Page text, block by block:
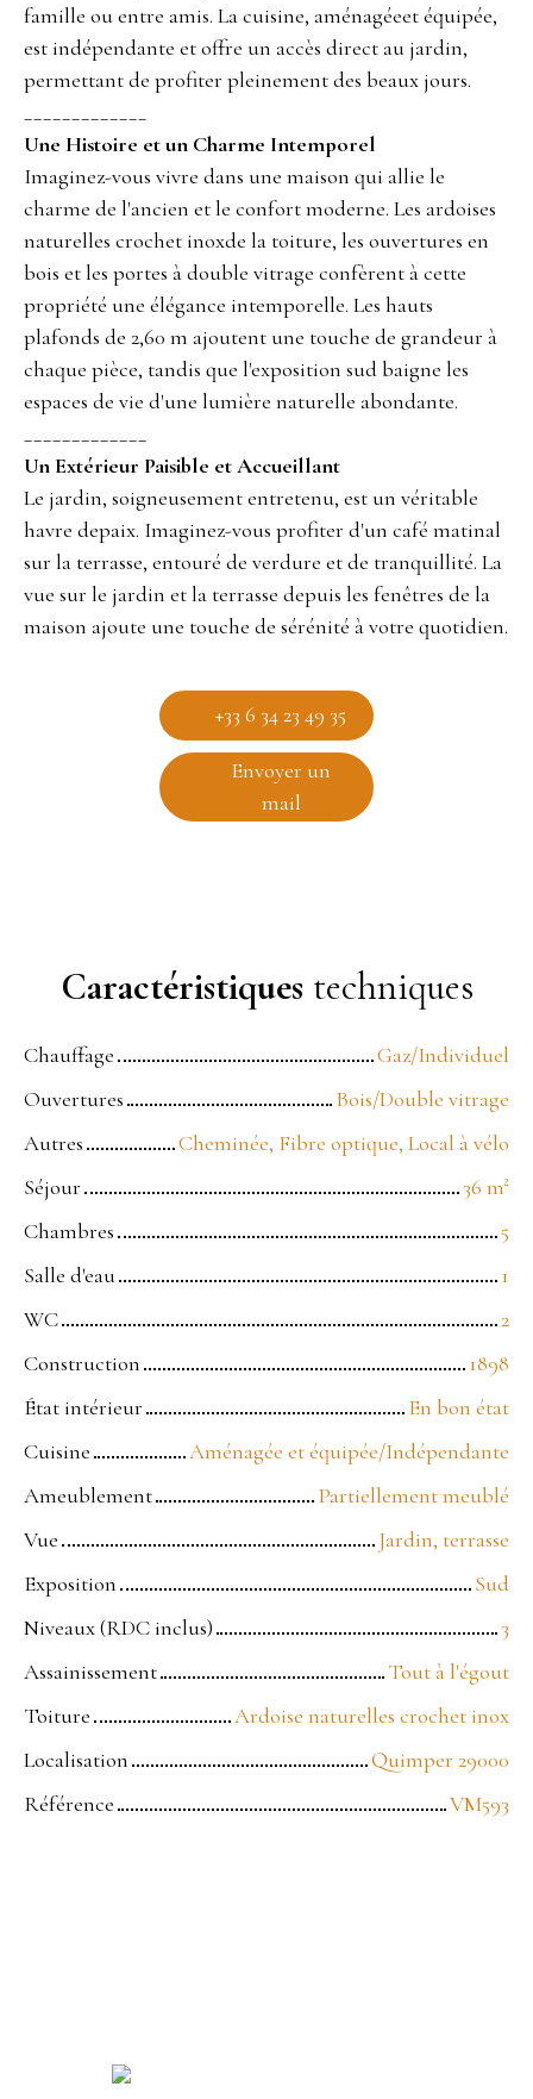
famille ou entre amis. La cuisine, aménagéeet équipée,
est indépendante et offre un accès direct au jardin,
permettant de profiter pleinement des beaux jours.
Une Histoire et un Charme Intemporel
Imaginez-vous vivre dans une maison qui allie le
charme de l'ancien et le confort moderne. Les ardoises
naturelles crochet inoxde la toiture, les ouvertures en
bois et les portes à double vitrage confèrent à cette
propriété une élégance intemporelle. Les hauts
plafonds de 2,60 m ajoutent une touche de grandeur à
chaque pièce, tandis que l'exposition sud baigne les
espaces de vie d'une lumière naturelle abondante.
Un Extérieur Paisible et Accueillant
Le jardin, soigneusement entretenu, est un véritable
havre depaix. Imaginez-vous profiter d'un café matinal
sur la terrasse, entouré de verdure et de tranquillité. La
vue sur le jardin et la terrasse depuis les fenêtres de la
maison ajoute une touche de sérénité à votre quotidien.
+33 6 34 23 49 35
Envoyer un
mail
Caractéristiques techniques
Chauffage
Gaz/Individuel
Ouvertures
Bois/Double vitrage
Autres
Cheminée, Fibre optique, Local à vélo
Séjour
36 m²
Chambres
5
Salle d'eau
1
WC
2
Construction
1898
État intérieur
En bon état
Cuisine
Aménagée et équipée/Indépendante
Ameublement
Partiellement meublé
Vue
Jardin, terrasse
Exposition
Sud
Niveaux (RDC inclus)
3
Assainissement
Tout à l'égout
Toiture
Ardoise naturelles crochet inox
Localisation
Quimper 29000
Référence
VM593